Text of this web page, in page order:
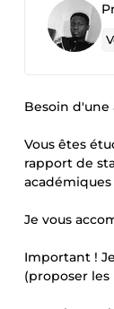
Besoin
Vous êtes
rapport de
Je vous
Important !
(proposer